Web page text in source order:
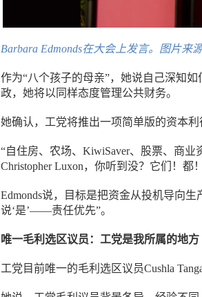
Barbara Edmonds在大会上发言。图片来
作为“八个孩子的母亲”，她说自己深知
政，她将以同样态度管理公共财务。
她确认，工党将推出一项简单版的资本利
“自住房、农场、KiwiSaver、股票、商
Christopher Luxon，你听到没？它们！都
Edmonds说，目标是把资金从投机导向
说‘是’——责任优先”。
唯一毛利选区议员：工党是我所属的地方
工党目前唯一的毛利选区议员Cushla